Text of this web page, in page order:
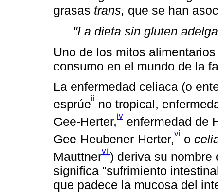
grasas trans, que se han
"La dieta sin gluten
Uno de los mitos
consumo en el mundo de la
La enfermedad celiaca (o
esprúeii no tropical,
Gee-Herter,iv enfermedad de
Gee-Heubener-Herter,vi o
Mauttnervii) deriva su
significa "sufrimiento
que padece la mucosa del